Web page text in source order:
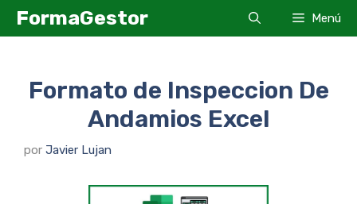
SaltarFormaGestor Menú
Formato de Inspeccion De
Andamios Excel
por Javier Lujan